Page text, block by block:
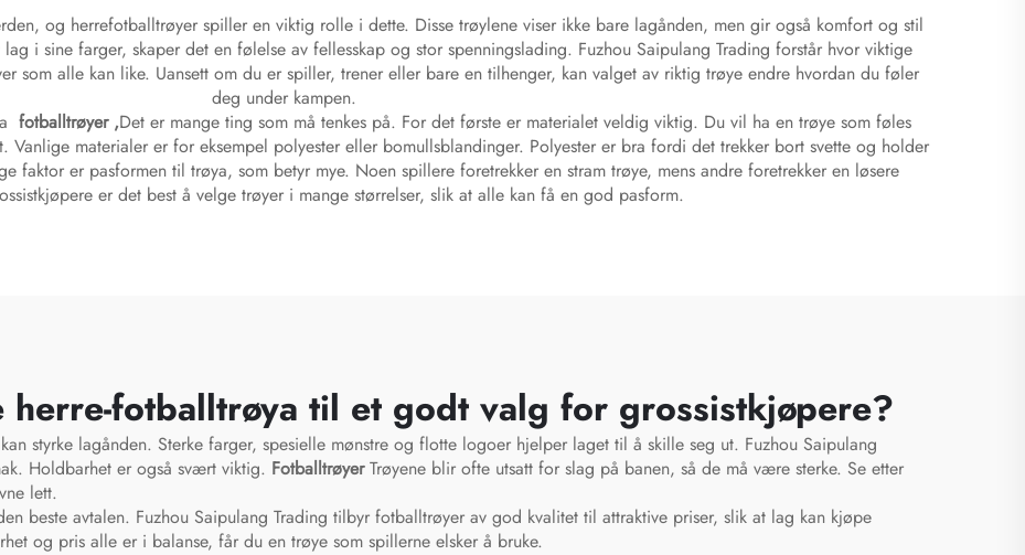
og herrefotballtrøyer spiller en viktig rolle i dette. Disse trøylene viser ikke bare lagånden, men gir også komfort og stil
i sine farger, skaper det en følelse av fellesskap og stor spenningslading. Fuzhou Saipulang Trading forstår hvor viktige
som alle kan like. Uansett om du er spiller, trener eller bare en tilhenger, kan valget av riktig trøye endre hvordan du føler
deg under kampen.
fotballtrøyer ,Det er mange ting som må tenkes på. For det første er materialet veldig viktig. Du vil ha en trøye som føles
materialer er for eksempel polyester eller bomullsblandinger. Polyester er bra fordi det trekker bort svette og holder
faktor er pasformen til trøya, som betyr mye. Noen spillere foretrekker en stram trøye, mens andre foretrekker en løsere
er det best å velge trøyer i mange størrelser, slik at alle kan få en god pasform.
fotballtrøya til et godt valg for grossistkjøpere?
styrke lagånden. Sterke farger, spesielle mønstre og flotte logoer hjelper laget til å skille seg ut. Fuzhou Saipulang
Holdbarhet er også svært viktig. FotballtrøyerTrøyene blir ofte utsatt for slag på banen, så de må være sterke. Se etter
lett.
beste avtalen. Fuzhou Saipulang Trading tilbyr fotballtrøyer av god kvalitet til attraktive priser, slik at lag kan kjøpe
og pris alle er i balanse, får du en trøye som spillerne elsker å bruke.